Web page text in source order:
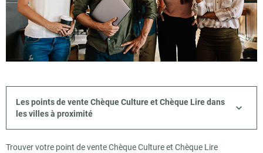
Les points de vente Chèque Culture et Chèque Lire dans
les villes à proximité
Trouver votre point de vente Chèque Culture et Chèque Lire